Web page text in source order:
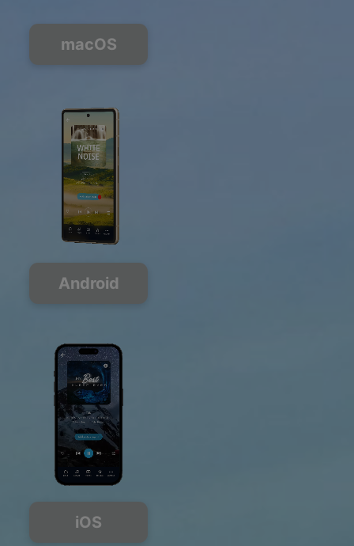
macOS
Android
iOS